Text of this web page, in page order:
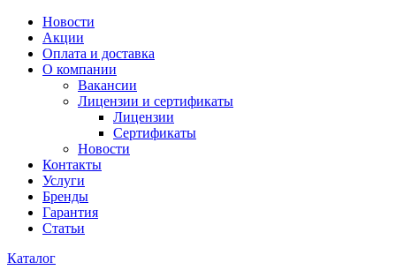
Новости
Акции
Оплата и доставка
О компании
Вакансии
Лицензии и сертификаты
Лицензии
Сертификаты
Новости
Контакты
Услуги
Бренды
Гарантия
Статьи
Каталог